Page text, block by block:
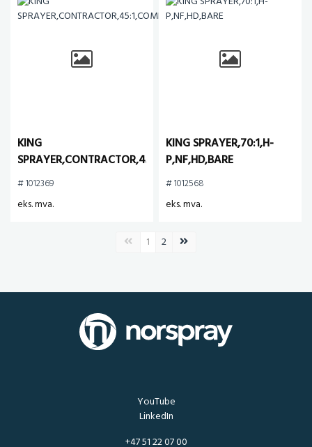
KING
SPRAYER,CONTRACTOR,45:1,COMP
# 1012369
eks. mva.
KING SPRAYER,70:1,H-
P,NF,HD,BARE
# 1012568
eks. mva.
Forrige side
1 2 Neste side
YouTube
LinkedIn
+47 51 22 07 00